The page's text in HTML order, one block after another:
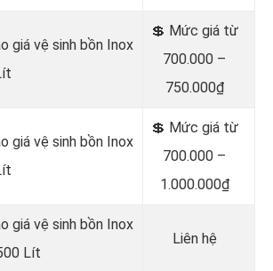
giá vệ sinh bồn Inox
💲 Mức giá từ
700.000 –
750.000₫
giá vệ sinh bồn Inox
💲 Mức giá từ
700.000 –
1.000.000₫
giá vệ sinh bồn Inox
Lít
Liên hệ